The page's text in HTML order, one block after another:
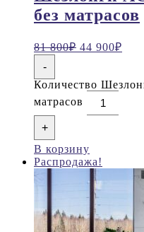
без матрасов
81 800₽ 44 900₽
-
Количество
матрасов
+
В корзину
Распродажа!